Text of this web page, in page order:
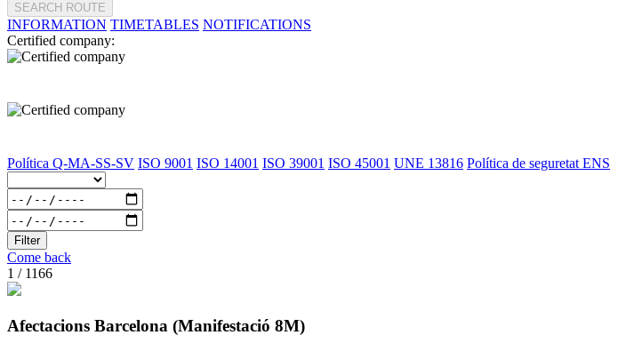
SEARCH ROUTE
INFORMATION TIMETABLES NOTIFICATIONS
Certified company:
Política Q-MA-SS-SV ISO 9001 ISO 14001 ISO 39001 ISO 45001 UNE 13816 Política de seguretat ENS
Filter
Come back
1 / 1166
Afectacions Barcelona (Manifestació 8M)